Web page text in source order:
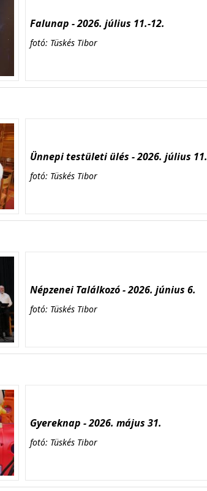
Falunap - 2026. július 11.-12.
fotó: Tüskés Tibor
Ünnepi testületi ülés - 2026. július 11.
fotó: Tüskés Tibor
Népzenei Találkozó - 2026. június 6.
fotó: Tüskés Tibor
Gyereknap - 2026. május 31.
fotó: Tüskés Tibor